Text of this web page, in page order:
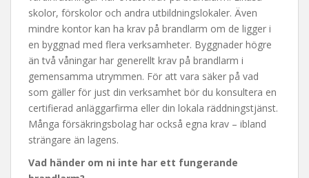
skolor, förskolor och andra utbildningslokaler. Även
mindre kontor kan ha krav på brandlarm om de ligger i
en byggnad med flera verksamheter. Byggnader högre
än två våningar har generellt krav på brandlarm i
gemensamma utrymmen. För att vara säker på vad
som gäller för just din verksamhet bör du konsultera en
certifierad anläggarfirma eller din lokala räddningstjänst.
Många försäkringsbolag har också egna krav – ibland
strängare än lagens.
Vad händer om ni inte har ett fungerande